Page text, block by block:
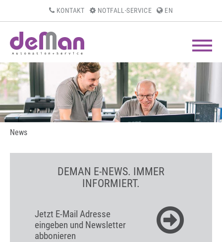
KONTAKT NOTFALL-SERVICE EN
News
DEMAN E-NEWS. IMMER
INFORMIERT.
Jetzt E-Mail Adresse
eingeben und Newsletter
abbonieren